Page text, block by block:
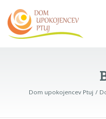
Dom upokojencev Ptuj